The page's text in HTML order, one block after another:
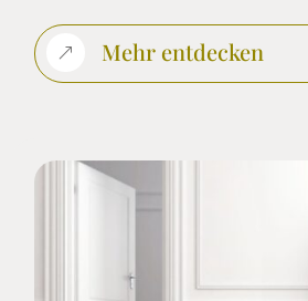
& Mehr entdecken